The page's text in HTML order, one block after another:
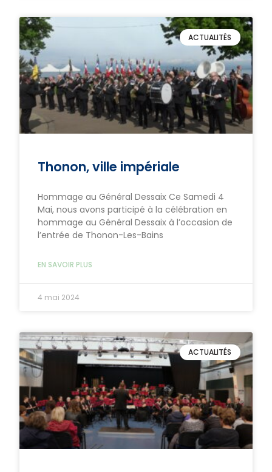
ACTUALITÉS
Thonon, ville impériale
Hommage au Général Dessaix Ce Samedi 4
Mai, nous avons participé à la célébration en
hommage au Général Dessaix à l’occasion de
l’entrée de Thonon-Les-Bains
EN SAVOIR PLUS
4 mai 2024
ACTUALITÉS